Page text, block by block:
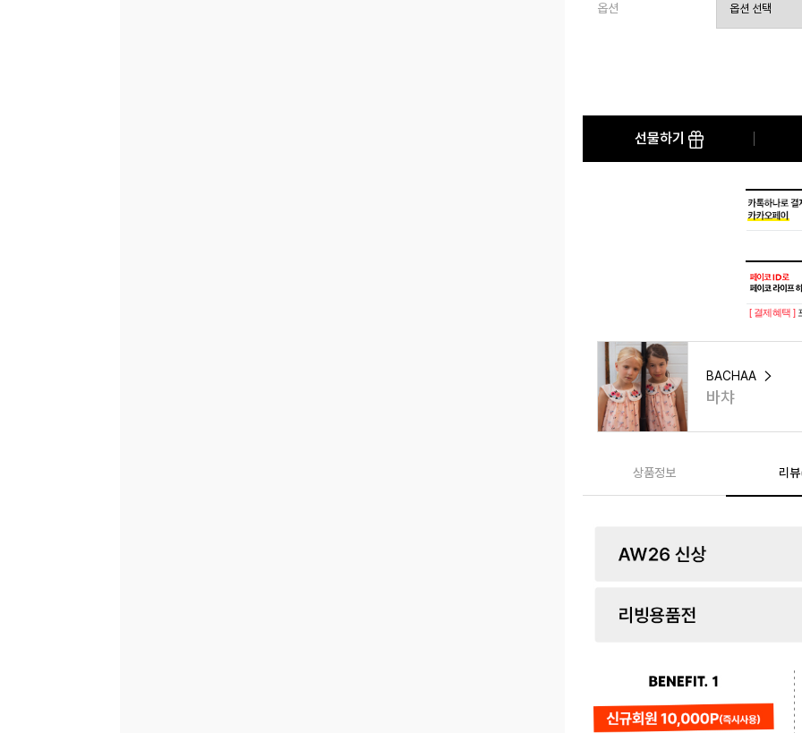
옵션
선물하기
페이코 ID
[ 결제혜택 ]
BACHAA
바챠
상품정보 리